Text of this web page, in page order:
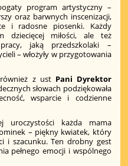
program artystyczny –
oraz barwnych inscenizacji,
i radosne piosenki. Każdy
dziecięcej miłości, ale też
jaką przedszkolaki –
– włożyły w przygotowania
również z ust Pani Dyrektor
słowach podziękowała
wsparcie i codzienne
uroczystości każda mama
– piękny kwiatek, który
i szacunku. Ten drobny gest
pełnego emocji i wspólnego